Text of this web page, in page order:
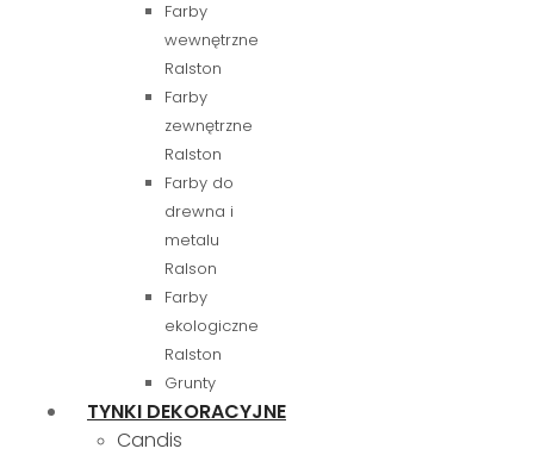
Farby
wewnętrzne
Ralston
Farby
zewnętrzne
Ralston
Farby do
drewna i
metalu
Ralson
Farby
ekologiczne
Ralston
Grunty
TYNKI DEKORACYJNE
Candis